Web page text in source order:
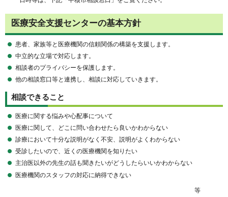
医療安全支援センターの基本方針
患者、家族等と医療機関の信頼関係の構築を支援します。
中立的な立場で対応します。
相談者のプライバシーを保護します。
他の相談窓口等と連携し、相談に対応していきます。
相談できること
医療に関する悩みや心配事について
医療に関して、どこに問い合わせたら良いかわからない
診療において十分な説明がなく不安、説明がよくわからない
受診したいので、近くの医療機関を知りたい
主治医以外の先生の話も聞きたいがどうしたらいいかわからない
医療機関のスタッフの対応に納得できない
等